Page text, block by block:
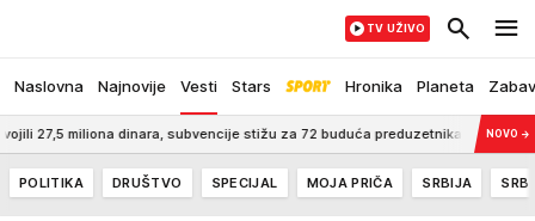
Naslovna Najnovije Vesti Stars Hronika Planeta
TV UŽIVO
miliona dinara, subvencije stižu za 72 buduća preduzetnika 3:00 STIŽE
NOVO →
POLITIKA DRUŠTVO SPECIJAL MOJA PRIČA SRBIJA